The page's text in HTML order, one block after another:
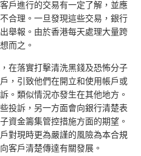
戶進行的交易有一定了解，並應
合理。一旦發現這些交易，銀行
舉報。由於香港每天處理大量跨
而之。
在落實打擊清洗黑錢及恐怖分子
，引致他們在開立和使用帳戶或
。類似情況亦發生在其他地方。
投訴，另一方面會向銀行清楚表
資金籌集管控措施方面的期望。
對現時更為嚴謹的風險為本合規
客戶清楚傳達有關發展。